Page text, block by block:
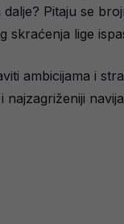
Pitaju se
skraćenja lige
ambicijama i